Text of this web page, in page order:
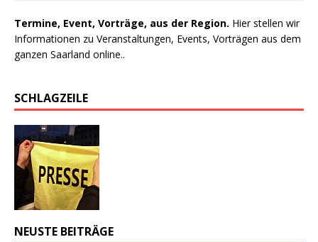
Termine, Event, Vorträge, aus der Region. Hier stellen wir
Informationen zu Veranstaltungen, Events, Vorträgen aus dem
ganzen Saarland online..
SCHLAGZEILE
NEUSTE BEITRÄGE